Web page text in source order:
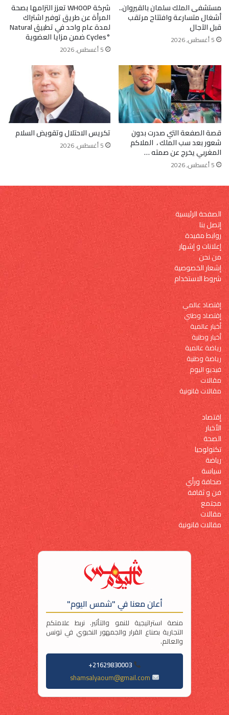
مستشفى الملك سلمان بالقيروان..
أشغال متسارعة وافتتاح مرتقب
قبل الآجال
5 أغسطس, 2026
شركة WHOOP تعزز التزامها بصحة
المرأة عن طريق توفير اشتراك
لمدة عام واحد في تطبيق Natural
Cycles°‎ ضمن مزايا العضوية
5 أغسطس, 2026
قصة الصفعة التي صدرت بدون
شعور بعد سب الملك ، الملاكم
المغربي يخرج عن صمته …
5 أغسطس, 2026
تكريس الاحتلال وتقويض السلام
5 أغسطس, 2026
الصفحة الرئيسية
إتصل بنا
روابط مفيدة
إعلانات و إشهار
من نحن
إشعار الخصوصية
شروط الاستخدام
إقتصاد عالمي
إقتصاد وطني
أخبار عالمية
أخبار وطنية
رياضة عالمية
رياضة وطنية
فيديو اليوم
مقالات
مقالات قانونية
إقتصاد
الأخبار
الصحة
تكنولوجيا
رياضة
سياسة
صحافة ورأي
فن و ثقافة
مجتمع
مقالات
مقالات قانونية
أعلن معنا في "شمس اليوم"
منصة استراتيجية للنمو والتأثير. نربط علامتكم
التجارية بصناع القرار والجمهور النخبوي في تونس
والعالم.
21629830003+
shamsalyaoum@gmail.com